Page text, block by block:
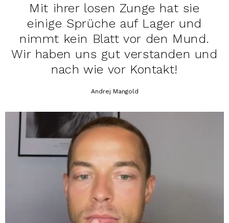
Mit ihrer losen Zunge hat sie
einige Sprüche auf Lager und
nimmt kein Blatt vor den Mund.
Wir haben uns gut verstanden und
nach wie vor Kontakt!
Andrej Mangold